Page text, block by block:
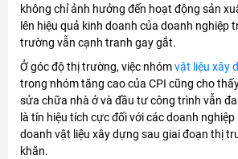
không chỉ ảnh hưởng đến hoạt động sản
lên hiệu quả kinh doanh của doanh nghiệp
trường vẫn cạnh tranh gay gắt.
Ở góc độ thị trường, việc nhómvật liệu xây
trong nhóm tăng cao của CPI cũng cho
sửa chữa nhà ở và đầu tư công trình vẫn
là tín hiệu tích cực đối với các doanh
doanh vật liệu xây dựng sau giai đoạn thị
khăn.